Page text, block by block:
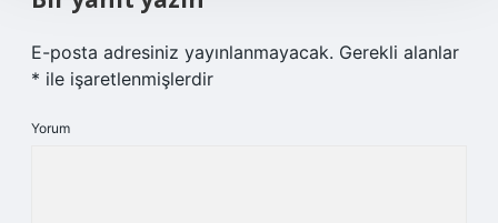
E-posta adresiniz yayınlanmayacak. Gerekli alanlar
* ile işaretlenmişlerdir
Yorum